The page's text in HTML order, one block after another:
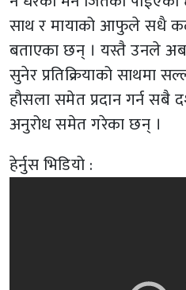
साथ र मायाको आफुले सधै
बताएका छन् । यस्तै उनले
सुनेर प्रतिक्रियाको साथमा
हौसला समेत प्रदान गर्न सबै
अनुरोध समेत गरेका छन् ।
हेर्नुस भिडियो :